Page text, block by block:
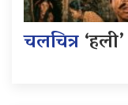
चलचित्र